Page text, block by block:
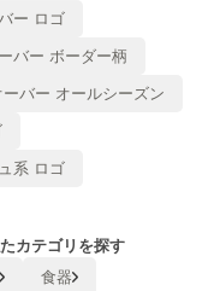
ー ロゴ
バー ボーダー柄
バー オールシーズン
系 ロゴ
カテゴリを探す
食器